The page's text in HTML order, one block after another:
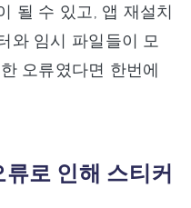
될 수 있고, 앱 재설치
와 임시 파일들이 모
오류였다면 한번에
로 인해 스티커